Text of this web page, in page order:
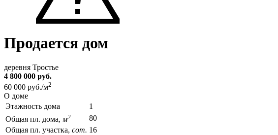
Продается дом
деревня Тростье
4 800 000 руб.
60 000 руб./м2
О доме
Этажность дома
1
Общая пл. дома, м2
80
Общая пл. участка, сот. 16